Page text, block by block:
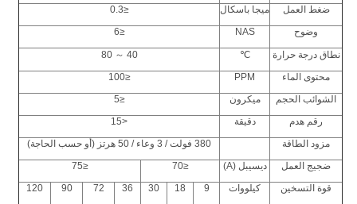
ضغط العمل
ميجا باسكال
≤0.3
وضوح
NAS
≤6
نطاق درجة حرارة ℃
40 ～ 80
محتوى الماء
PPM
≤100
الشوائب الحجم
ميكرون
≤5
رقم هدم
دقيقة
<15
مزود الطاقة
380 فولت / 3 وعاء / 50 هرتز (أو حسب الحاجة)
ضجيج العمل
ديسيبل (A) ≤70
≤75
قوة التسخين
كيلووات 9
18
30
36
72
90
120